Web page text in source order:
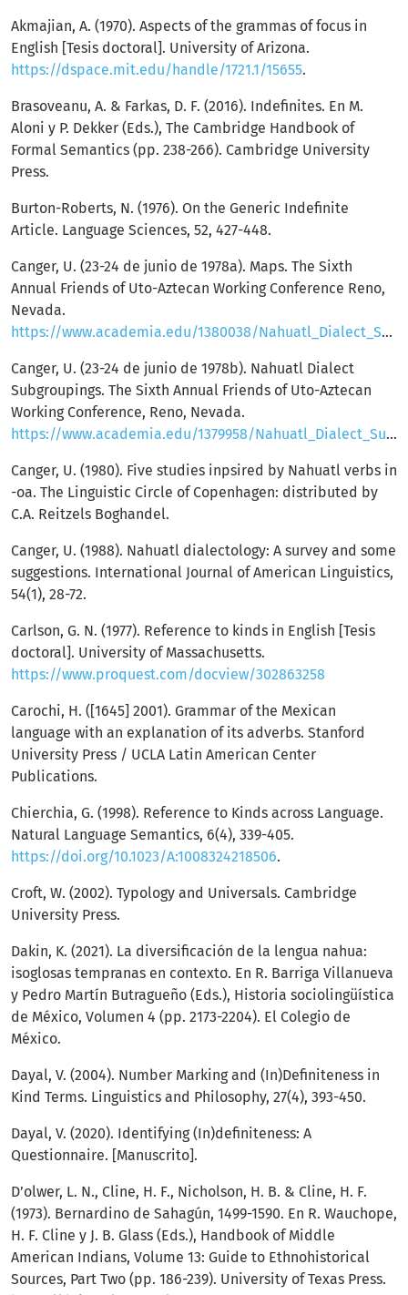
Akmajian, A. (1970). Aspects of the grammas of focus in
English [Tesis doctoral]. University of Arizona.
https://dspace.mit.edu/handle/1721.1/15655.
Brasoveanu, A. & Farkas, D. F. (2016). Indefinites. En M.
Aloni y P. Dekker (Eds.), The Cambridge Handbook of
Formal Semantics (pp. 238-266). Cambridge University
Press.
Burton-Roberts, N. (1976). On the Generic Indefinite
Article. Language Sciences, 52, 427-448.
Canger, U. (23-24 de junio de 1978a). Maps. The Sixth
Annual Friends of Uto-Aztecan Working Conference Reno,
Nevada.
https://www.academia.edu/1380038/Nahuatl_Dialect_Subgroupings_maps
Canger, U. (23-24 de junio de 1978b). Nahuatl Dialect
Subgroupings. The Sixth Annual Friends of Uto-Aztecan
Working Conference, Reno, Nevada.
https://www.academia.edu/1379958/Nahuatl_Dialect_Subgroupings_1978
Canger, U. (1980). Five studies inpsired by Nahuatl verbs in
-oa. The Linguistic Circle of Copenhagen: distributed by
C.A. Reitzels Boghandel.
Canger, U. (1988). Nahuatl dialectology: A survey and some
suggestions. International Journal of American Linguistics,
54(1), 28-72.
Carlson, G. N. (1977). Reference to kinds in English [Tesis
doctoral]. University of Massachusetts.
https://www.proquest.com/docview/302863258
Carochi, H. ([1645] 2001). Grammar of the Mexican
language with an explanation of its adverbs. Stanford
University Press / UCLA Latin American Center
Publications.
Chierchia, G. (1998). Reference to Kinds across Language.
Natural Language Semantics, 6(4), 339-405.
https://doi.org/10.1023/A:1008324218506.
Croft, W. (2002). Typology and Universals. Cambridge
University Press.
Dakin, K. (2021). La diversificación de la lengua nahua:
isoglosas tempranas en contexto. En R. Barriga Villanueva
y Pedro Martín Butragueño (Eds.), Historia sociolingüística
de México, Volumen 4 (pp. 2173-2204). El Colegio de
México.
Dayal, V. (2004). Number Marking and (In)Definiteness in
Kind Terms. Linguistics and Philosophy, 27(4), 393-450.
Dayal, V. (2020). Identifying (In)definiteness: A
Questionnaire. [Manuscrito].
D’olwer, L. N., Cline, H. F., Nicholson, H. B. & Cline, H. F.
(1973). Bernardino de Sahagún, 1499-1590. En R. Wauchope,
H. F. Cline y J. B. Glass (Eds.), Handbook of Middle
American Indians, Volume 13: Guide to Ethnohistorical
Sources, Part Two (pp. 186-239). University of Texas Press.